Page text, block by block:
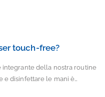
touch-free?
integrante della nostra routine
e disinfettare le mani è…